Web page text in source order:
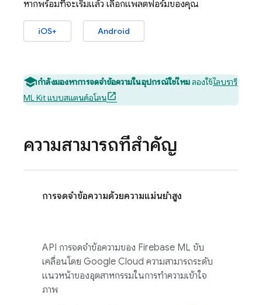
หากพร้อมที่จะเริ่มแล้ว เลือกแพลตฟอร์มของคุณ
iOS+ Android
กำลังมองหาการจดจำข้อความในอุปกรณ์ใช่ไหมลองใช้ไลบรารี
ML Kit แบบสแตนด์อโลน
ความสามารถที่สำคัญ
การจดจำข้อความด้วยความแม่นยำสูง
API การจดจำข้อความของ Firebase ML ขับ
เคลื่อนโดย Google Cloud ความสามารถระดับ
แนวหน้าของอุตสาหกรรมในการทำความเข้าใจ
ภาพ